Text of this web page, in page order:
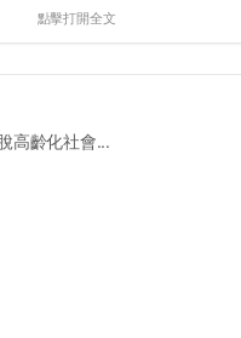
點擊打開全文
高齡化社會...